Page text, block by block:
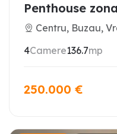
Penthouse
Centru, Buzau,
4Camere136.7mp
250.000 €